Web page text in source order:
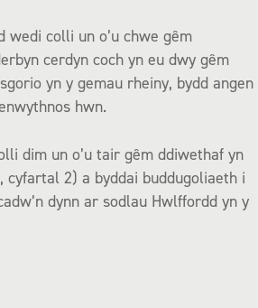
wedi colli un o’u chwe gêm
cerdyn coch yn eu dwy gêm
yn y gemau rheiny, bydd angen
hwn.
dim un o’u tair gêm ddiwethaf yn
cyfartal 2) a byddai buddugoliaeth i
dynn ar sodlau Hwlffordd yn y